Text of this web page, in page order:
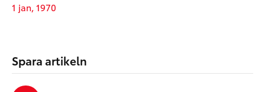
1 jan, 1970
Spara artikeln